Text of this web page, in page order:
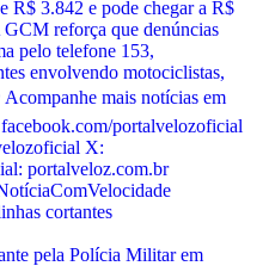
cortantes